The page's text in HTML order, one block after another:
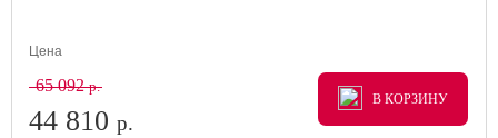
Цена
65 092р.
44 810 р.
В КОРЗИНУ
В КОРЗИНУ
В КОРЗИНУ